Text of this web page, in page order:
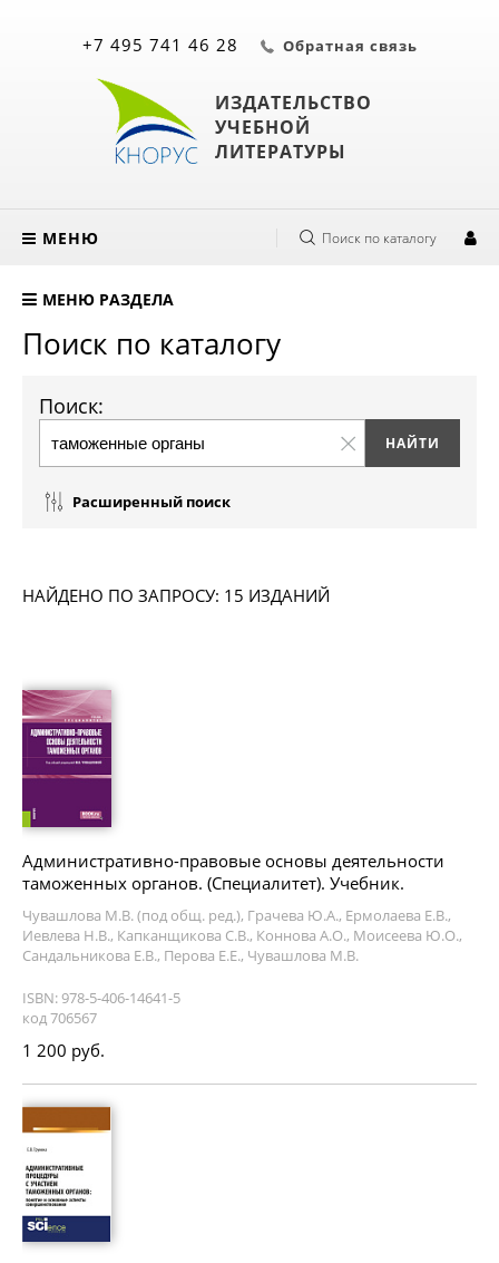
ИЗДАТЕЛЬСТВО
УЧЕБНОЙ
ЛИТЕРАТУРЫ
+7 495 741 46 28 Обратная связь
МЕНЮ Поиск по каталогу
МЕНЮ РАЗДЕЛА
Поиск по каталогу
Поиск:
Расширенный поиск
НАЙДЕНО ПО ЗАПРОСУ: 15 ИЗДАНИЙ
Административно-правовые основы деятельности
таможенных органов. (Специалитет). Учебник.
Чувашлова М.В. (под общ. ред.), Грачева Ю.А., Ермолаева Е.В.,
Иевлева Н.В., Капканщикова С.В., Коннова А.О., Моисеева Ю.О.,
Сандальникова Е.В., Перова Е.Е., Чувашлова М.В.
ISBN: 978-5-406-14641-5
код 706567
1 200 руб.